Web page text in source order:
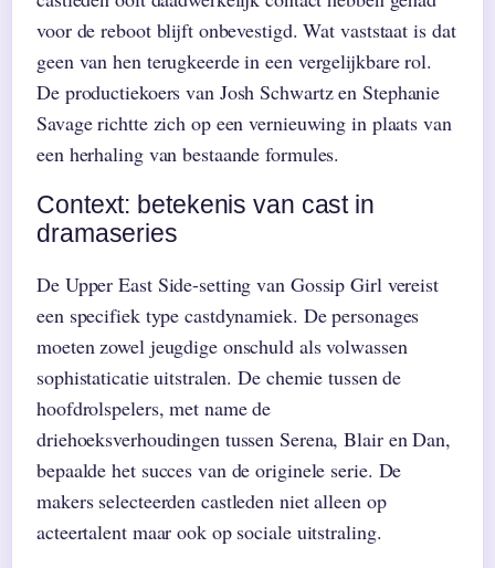
voor de reboot blijft onbevestigd. Wat vaststaat is dat
geen van hen terugkeerde in een vergelijkbare rol.
De productiekoers van Josh Schwartz en Stephanie
Savage richtte zich op een vernieuwing in plaats van
een herhaling van bestaande formules.
Context: betekenis van cast in
dramaseries
De Upper East Side-setting van Gossip Girl vereist
een specifiek type castdynamiek. De personages
moeten zowel jeugdige onschuld als volwassen
sophistaticatie uitstralen. De chemie tussen de
hoofdrolspelers, met name de
driehoeksverhoudingen tussen Serena, Blair en Dan,
bepaalde het succes van de originele serie. De
makers selecteerden castleden niet alleen op
acteertalent maar ook op sociale uitstraling.